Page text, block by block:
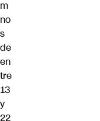
m
no
s
de
en
tre
13
y
22